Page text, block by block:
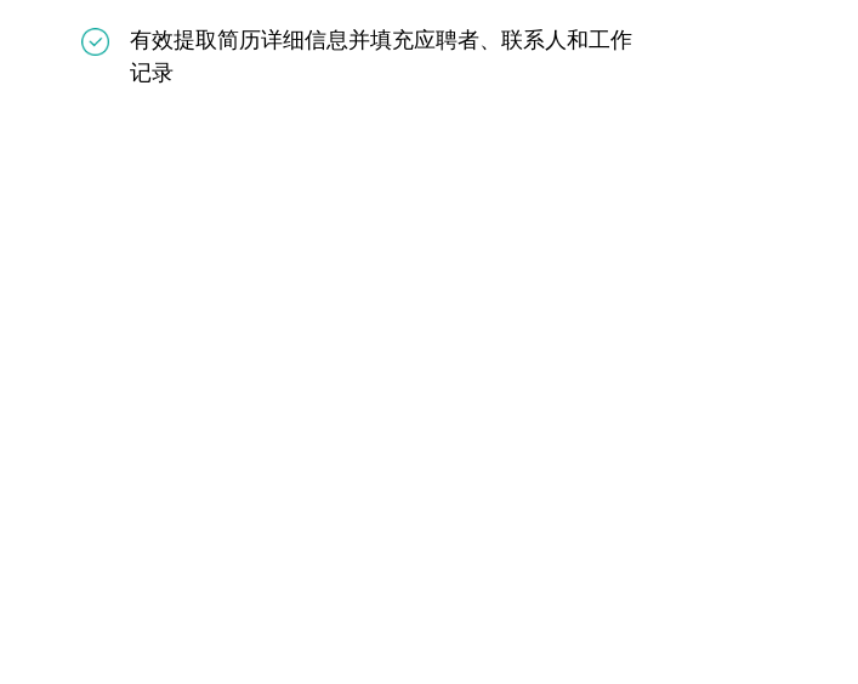
有效提取简历详细信息并填充应聘者、联系人和工作
记录